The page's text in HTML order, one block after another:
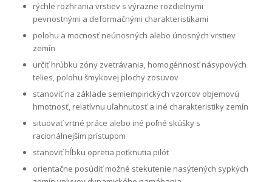
rýchle rozhrania vrstiev s výrazne rozdielnymi
pevnostnými a deformačnými charakteristikami
polohu a mocnosť neúnosných alebo únosných vrstiev
zemín
určiť hrúbku zóny zvetrávania, homogénnosť násypových
telies, polohu šmykovej plochy zosuvov
stanoviť na základe semiempirických vzorcov objemovú
hmotnosť, relatívnu uľahnutosť a iné charakteristiky zemín
situovať vrtné práce alebo iné poľné skúšky s
racionálnejším prístupom
stanoviť hĺbku opretia potknutia pilót
orientačne posúdiť možné stekutenie nasýtených sypkých